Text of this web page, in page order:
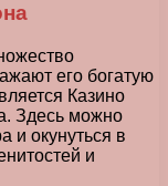
его богатую
Казино
Здесь можно
и окунуться в
и